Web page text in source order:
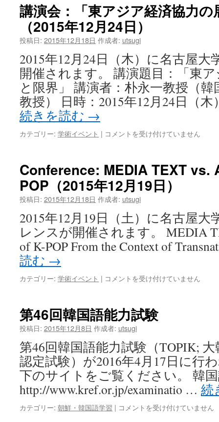
講演会：「東アジア経済協力の
（2015年12月24日）
投稿日: 2015年12月18日 作成者: utsugi
2015年12月24日（木）に名古屋
開催されます。 講演題目：「東
と限界」 講演者：朴永一教授（
教授） 日時：2015年12月24日（
続きを読む →
カテゴリー: 学術イベント | コメントを受け付けていません
Conference: MEDIA TEXT vs.
POP（2015年12月19日）
投稿日: 2015年12月18日 作成者: utsugi
2015年12月19日（土）に名古屋
レンスが開催されます。 MEDIA
of K-POP From the Context of
読む →
カテゴリー: 学術イベント | コメントを受け付けていません
第46回韓国語能力試験
投稿日: 2015年12月8日 作成者: utsugi
第46回韓国語能力試験（TOPIK;
認定試験）が2016年4月17日に行
下のサイトをご覧ください。 韓
http://www.kref.or.jp/examinatio … 続
カテゴリー: 朝鮮・韓国語学習 | コメントを受け付けていません